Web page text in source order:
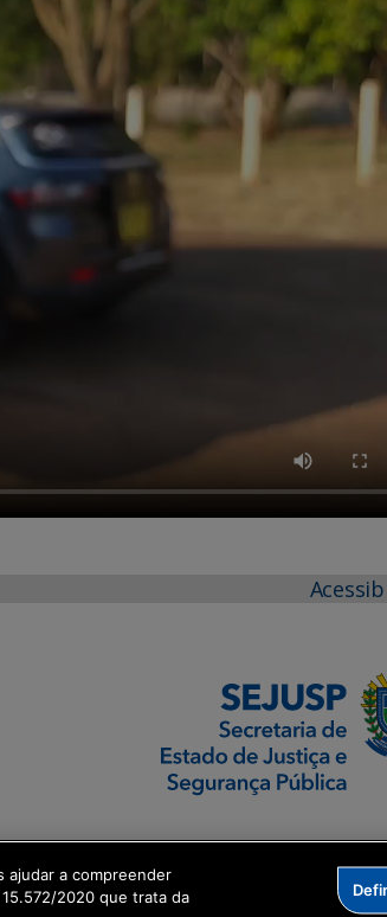
ajudar a compreender
2020 que trata da